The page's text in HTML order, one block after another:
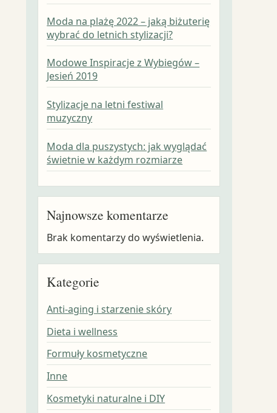
Moda na plażę 2022 – jaką biżuterię
wybrać do letnich stylizacji?
Modowe Inspiracje z Wybiegów –
Jesień 2019
Stylizacje na letni festiwal
muzyczny
Moda dla puszystych: jak wyglądać
świetnie w każdym rozmiarze
Najnowsze komentarze
Brak komentarzy do wyświetlenia.
Kategorie
Anti-aging i starzenie skóry
Dieta i wellness
Formuły kosmetyczne
Inne
Kosmetyki naturalne i DIY